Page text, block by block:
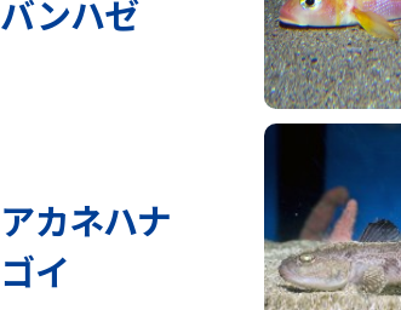
バンハゼ
アカネハナ
ゴイ